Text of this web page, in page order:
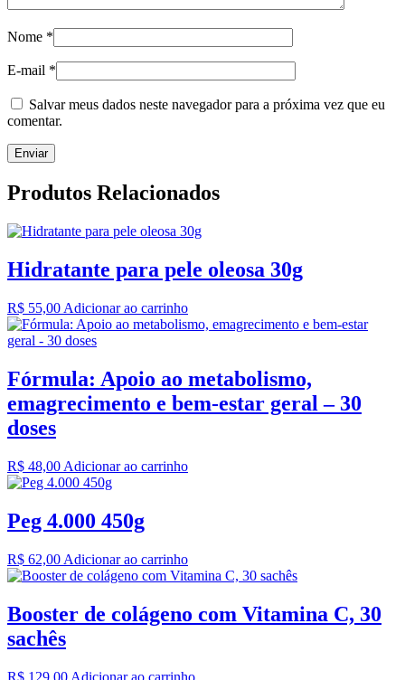
Nome *
E-mail *
Salvar meus dados neste navegador para a próxima vez que eu
comentar.
Produtos Relacionados
Hidratante para pele oleosa 30g
R$ 55,00 Adicionar ao carrinho
Fórmula: Apoio ao metabolismo,
emagrecimento e bem-estar geral – 30
doses
R$ 48,00 Adicionar ao carrinho
Peg 4.000 450g
R$ 62,00 Adicionar ao carrinho
Booster de colágeno com Vitamina C, 30
sachês
R$ 129,00 Adicionar ao carrinho